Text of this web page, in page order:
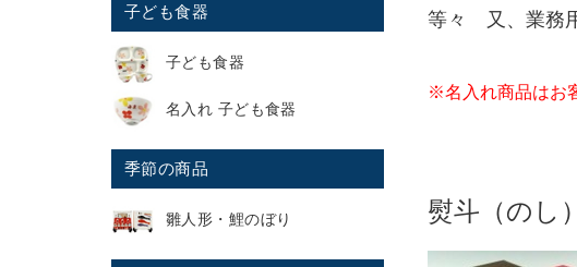
等々 又、業務
※名入れ商品はお
熨斗（の
子ども食器
子ども食器
名入れ 子ども食器
季節の商品
雛人形・鯉のぼり